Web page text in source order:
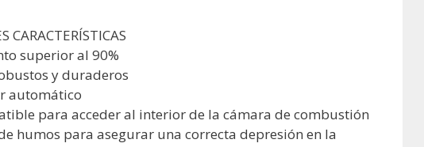
CARACTERÍSTICAS
superior al 90%
y duraderos
automático
para acceder al interior de la cámara de combustión
humos para asegurar una correcta depresión en la